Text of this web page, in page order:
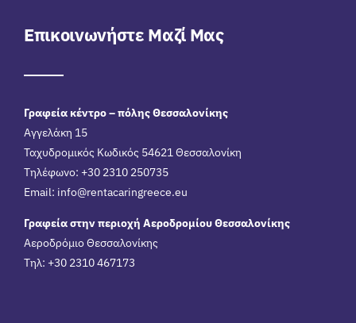
Επικοινωνήστε Μαζί Μας
Γραφεία κέντρο – πόλης Θεσσαλονίκης
Αγγελάκη 15
Ταχυδρομικός Κωδικός 54621 Θεσσαλονίκη
Τηλέφωνο: +30 2310 250735
Email: info@rentacaringreece.eu
Γραφεία στην περιοχή Αεροδρομίου Θεσσαλονίκης
Αεροδρόμιο Θεσσαλονίκης
Τηλ: +30 2310 467173